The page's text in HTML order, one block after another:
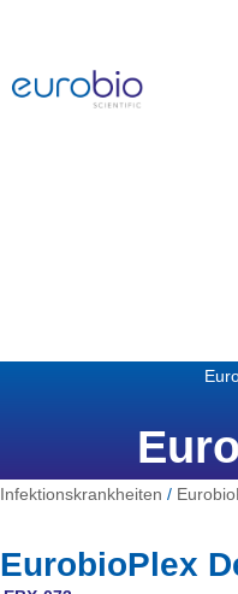
springen
Infektionskrankheiten /
EurobioPlex